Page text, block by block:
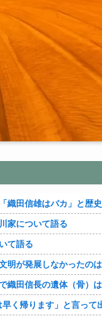
家について語る
て語る